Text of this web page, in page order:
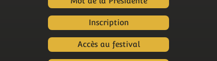
Inscription
Accès au festival